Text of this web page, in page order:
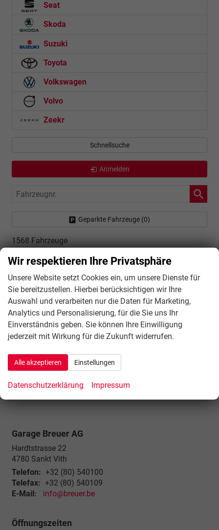
Seat
Skoda
Suzuki
Toyota
Volkswagen
Volvo
Zeekr
Schnellsuche
Anmelden
Fahrzeugnr.
Geparkte Fahrzeuge (0)
1568 Fahrzeuge
Vergleich Auto-Finanzierungen
Garage Breuer AG
Hardtstrasse 22
4780 Sankt Vith
Telefon: +32 (80) 540100
Telefax: +32 (80) 540109
E-Mail:
info@breuer.be
Öffnungszeiten
Wir respektieren Ihre Privatsphäre
Unsere Website setzt Cookies ein, um unsere Dienste für
Sie bereitzustellen. Hierbei berücksichtigen wir Ihre
Auswahl und verarbeiten nur die Daten für Marketing,
Analytics und Personalisierung, für die Sie uns Ihr
Einverständnis geben. Sie können Ihre Einwilligung
jederzeit mit Wirkung für die Zukunft widerrufen.
Alle akzeptieren Einstellungen
Datenschutzerklärung Impressum